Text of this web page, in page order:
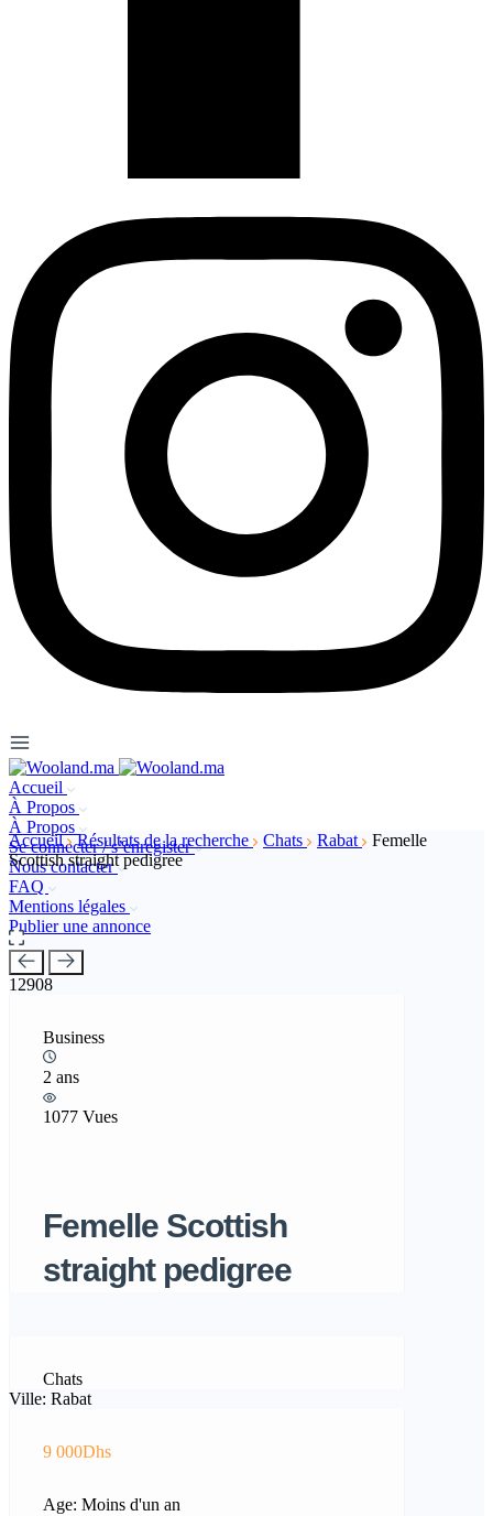
Accueil
À Propos
À Propos
Se connecter / s’enregister
Nous contacter
FAQ
Mentions légales
Publier une annonce
Accueil Résultats de la recherche Chats Rabat
Femelle
Scottish straight pedigree
12908
Business
2 ans
1077 Vues
Femelle Scottish
straight pedigree
Chats
Ville: Rabat
9 000Dhs
Age: Moins d'un an